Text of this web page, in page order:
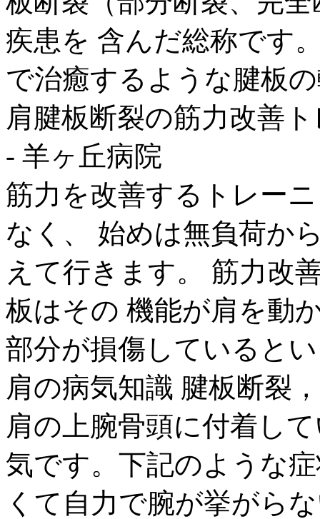
疾患を 含んだ総称です
で治癒するような腱板
肩腱板断裂の筋力改善
- 羊ヶ丘病院
筋力を改善するトレー
なく、 始めは無負荷か
えて行きます。 筋力改
板はその 機能が肩を動
部分が損傷していると
肩の病気知識 腱板断裂
肩の上腕骨頭に付着し
気です。下記のような
くて自力で腕が挙がら